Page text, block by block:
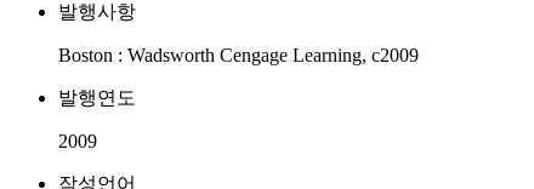
발행사항
Boston : Wadsworth Cengage Learning, c2009
발행연도
2009
작성언어